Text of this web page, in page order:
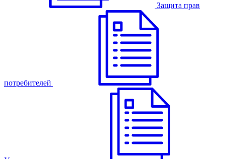
Защита прав
потребителей